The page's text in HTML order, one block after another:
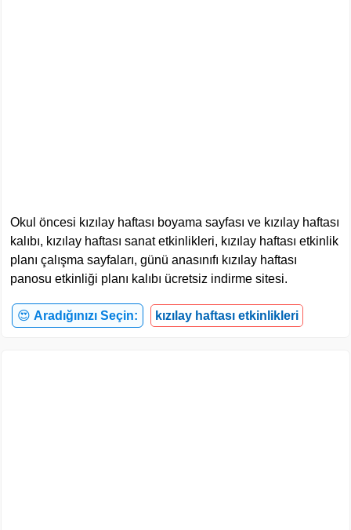
Okul öncesi kızılay haftası boyama sayfası ve kızılay haftası
kalıbı, kızılay haftası sanat etkinlikleri, kızılay haftası etkinlik
planı çalışma sayfaları, günü anasınıfı kızılay haftası
panosu etkinliği planı kalıbı ücretsiz indirme sitesi.
😍 Aradığınızı Seçin: kızılay haftası etkinlikleri